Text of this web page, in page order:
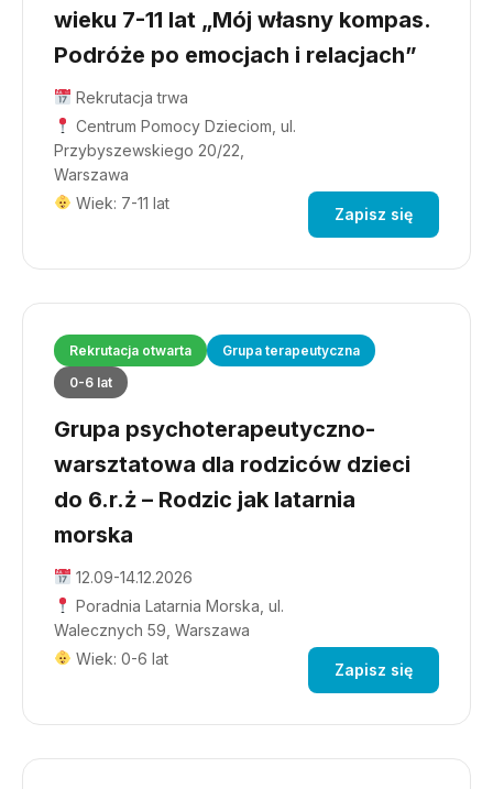
wieku 7-11 lat „Mój własny kompas.
Podróże po emocjach i relacjach”
Rekrutacja trwa
Centrum Pomocy Dzieciom, ul.
Przybyszewskiego 20/22,
Warszawa
Wiek: 7-11 lat
Zapisz się
Rekrutacja otwarta
Grupa terapeutyczna
0-6 lat
Grupa psychoterapeutyczno-
warsztatowa dla rodziców dzieci
do 6.r.ż – Rodzic jak latarnia
morska
12.09-14.12.2026
Poradnia Latarnia Morska, ul.
Walecznych 59, Warszawa
Wiek: 0-6 lat
Zapisz się